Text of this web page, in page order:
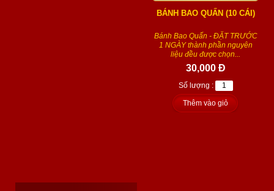
BÁNH BAO QUẤN (10 CÁI)
Bánh Bao Quấn - ĐẶT TRƯỚC
1 NGÀY thành phần nguyên
liệu đều được chọn...
30,000 Đ
Số lượng :
Thêm vào giỏ